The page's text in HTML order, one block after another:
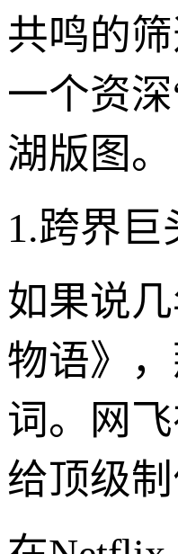
共鸣的
一个资
湖版图。
1.跨界
如果说
物语》
词。网
给顶级制